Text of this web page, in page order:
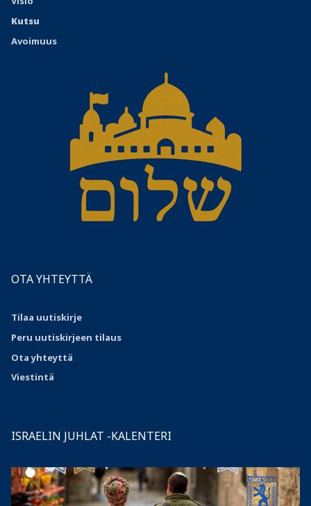
Kutsu
Avoimuus
OTA YHTEYTTÄ
Tilaa uutiskirje
Peru uutiskirjeen tilaus
Otayhteyttä
Viestintä
ISRAELIN JUHLAT -KALENTERI